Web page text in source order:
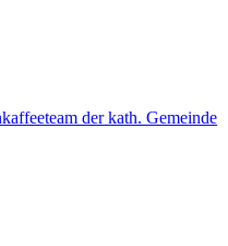
der kath. Gemeinde